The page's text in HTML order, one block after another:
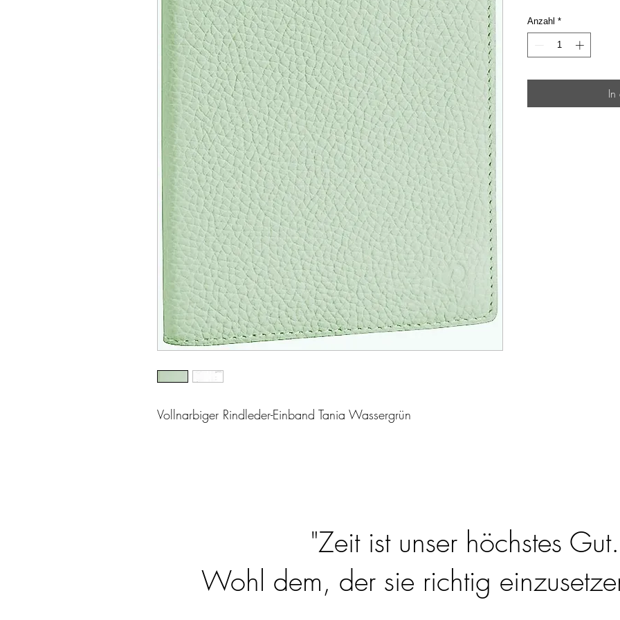
Vollnarbiger Rindleder-Einband Tania Wassergrün
Anzahl *
"Zeit ist unser höchstes Gut.
Wohl dem, der sie richtig